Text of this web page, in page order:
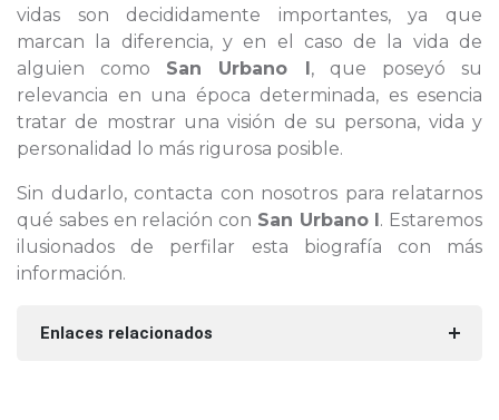
vidas son decididamente importantes, ya que
marcan la diferencia, y en el caso de la vida de
alguien como San Urbano I, que poseyó su
relevancia en una época determinada, es esencia
tratar de mostrar una visión de su persona, vida y
personalidad lo más rigurosa posible.
Sin dudarlo, contacta con nosotros para relatarnos
qué sabes en relación con San Urbano I. Estaremos
ilusionados de perfilar esta biografía con más
información.
Enlaces relacionados